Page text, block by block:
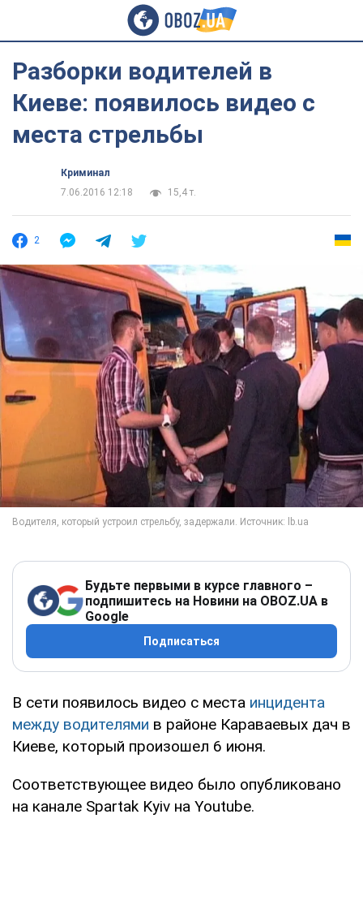
Разборки водителей в
Киеве: появилось видео с
места стрельбы
Криминал
7.06.2016 12:18
15,4 т.
2
Будьте первыми в курсе главного –
подпишитесь на Новини на OBOZ.UA в
Google
Подписаться
В сети появилось видео с места инцидента
между водителями в районе Караваевых дач в
Киеве, который произошел 6 июня.
Соответствующее видео было опубликовано
на канале Spartak Kyiv на Youtube.